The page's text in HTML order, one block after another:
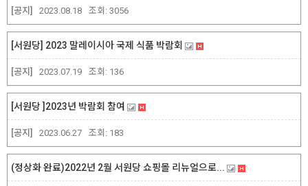
[공지] 2023.08.18 조회: 3056
[공지]
[서원당] 2023 말레이시아 국제 식품 박람회
2023.07.19 조회: 136
[공지]
[서원당 ]2023년 박람회 참여
2023.06.27 조회: 183
(정상화 완료)2022년 2월 서원당 쇼핑몰 리뉴얼으로...